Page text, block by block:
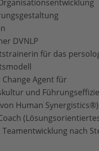
DVNLP
für das
Agent für
und
Human Synergistics®)
nach